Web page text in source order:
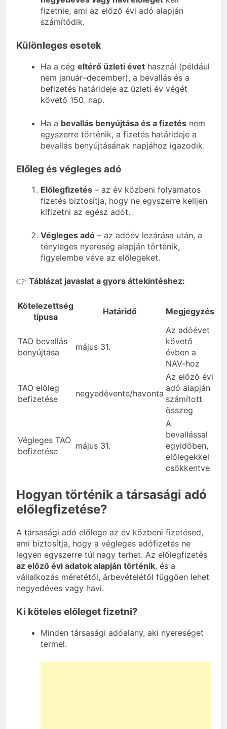
fizetnie, ami az előző évi adó alapján
számítódik.
Különleges esetek
Ha a cég eltérő üzleti évet használ (például
nem január–december), a bevallás és a
befizetés határideje az üzleti év végét
követő 150. nap.
Ha a bevallás benyújtása és a fizetés nem
egyszerre történik, a fizetés határideje a
bevallás benyújtásának napjához igazodik.
Előleg és végleges adó
Előlegfizetés – az év közbeni folyamatos
fizetés biztosítja, hogy ne egyszerre kelljen
kifizetni az egész adót.
Végleges adó – az adóév lezárása után, a
tényleges nyereség alapján történik,
figyelembe véve az előlegeket.
👉 Táblázat javaslat a gyors áttekintéshez:
Kötelezettség
típusa
Határidő Megjegyzés
TAO bevallás
benyújtása
május 31.
Az adóévet
követő
évben a
NAV-hoz
TAO előleg
befizetése
negyedévente/havonta
Az előző évi
adó alapján
számított
összeg
Végleges TAO
befizetése
május 31.
A
bevallással
egyidőben,
előlegekkel
csökkentve
Hogyan történik a társasági adó
előlegfizetése?
A társasági adó előlege az év közbeni fizetésed,
ami biztosítja, hogy a végleges adófizetés ne
legyen egyszerre túl nagy terhet. Az előlegfizetés
az előző évi adatok alapján történik, és a
vállalkozás méretétől, árbevételétől függően lehet
negyedéves vagy havi.
Ki köteles előleget fizetni?
Minden társasági adóalany, aki nyereséget
termel.